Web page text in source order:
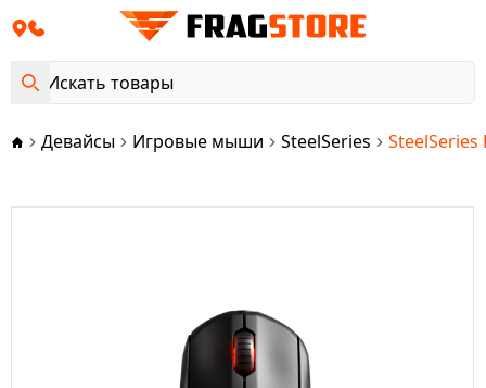
Девайсы Игровые мыши SteelSeries SteelSeries